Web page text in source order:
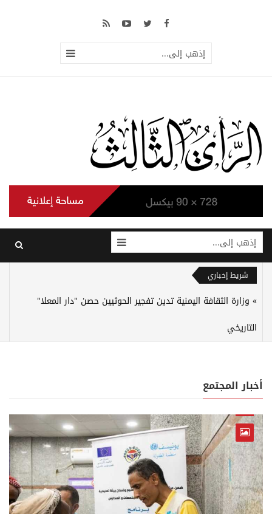
إذهب إلى...
إذهب إلى...
شريط إخباري
وزارة الثقافة اليمنية تدين تفجير الحوثيين حصن "دار المعلا"
التاريخي
أخبار المجتمع